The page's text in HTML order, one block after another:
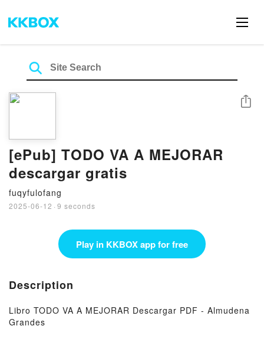
[ePub] TODO VA A MEJORAR
descargar gratis
fuqyfulofang
2025-06-12 · 9 seconds
Share
Play in KKBOX app for free
Description
Libro TODO VA A MEJORAR Descargar PDF - Almudena
Grandes